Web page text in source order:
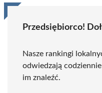
Przedsiębiorco!
Nasze rankingi
odwiedzają
im znaleźć.